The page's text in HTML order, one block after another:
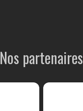
Nos partenaires